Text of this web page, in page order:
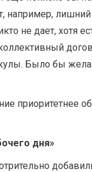
например, лишний
не дает, хотя
Было бы
приоритетнее
дня»